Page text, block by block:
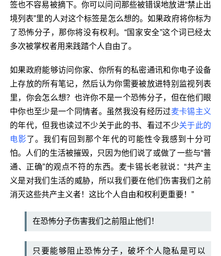
签也不容易被摘下。你可以问问那些被错误地放进“禁止出
境列表”里的人对这个标签是怎么想的。如果政府将你标为
了恐怖分子，那你将没有权利。“国家安全”这个词已经太
多次被掌权者用来践踏个人自由了。
如果政府能够访问你家、你所有的私密通讯和你电子设备
上存放的所有笔记，然后认为你需要被放进特别监视列表
里，你会怎么想？也许你不是一个恐怖分子，但在他们眼
中你也至少是一个同情者。虽然我没有经历过麦卡锡主义
的年代，但我也读过不少关于此的书、看过不少关于此的
电影 了。我们有回到那个年代的可能性令我感到十分可
怕。人们的生活被摧毁，只因为他们说了或做了一些与“普
通、正确”的观点不符的东西。麦卡锡长老就说：“共产主
义是对我们生活的威胁，所以我们要在他们伤害我们之前
消灭这些共产主义者！这比个人自由和权利更重要！”
在恐怖分子伤害我们之前阻止他们！
只要能够阻止恐怖分子，破坏个人隐私是可以